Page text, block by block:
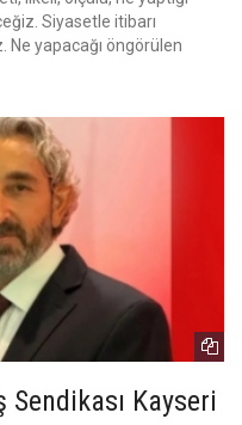
Siyasetle itibarı
Ne yapacağı öngörülen
Kayseri